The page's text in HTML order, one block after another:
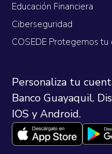
Educación Financiera
Ciberseguridad
COSEDE Protegemos tu
Personaliza tu
Banco Guayaquil.
IOS y Android.